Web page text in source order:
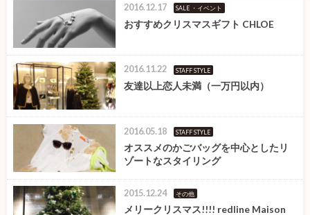
2016.12.17 SALE ・イベント
おすすめクリスマスギフト CHLOE
2016.11.22 STAFF STYLE
友達以上恋人未満（一万円以内）
2016.05.18 STAFF STYLE
オススメのかごバッグを中心としたリ
ゾートなスタイリング
2015.12.24 その他
メリークリスマス!!!! redline Maison